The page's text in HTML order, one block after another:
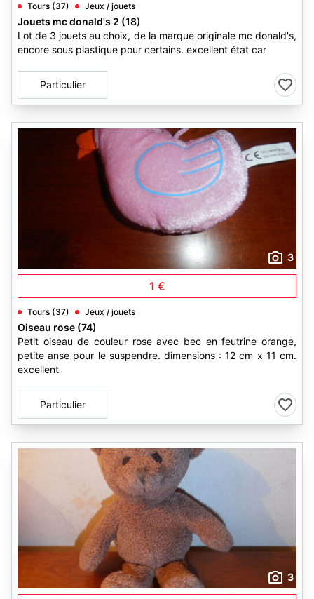
Tours (37) Jeux / jouets
Jouets mc donald's 2 (18)
Lot de 3 jouets au choix, de la marque originale mc donald's,
encore sous plastique pour certains. excellent état car
Particulier
3
1 €
Tours (37) Jeux / jouets
Oiseau rose (74)
Petit oiseau de couleur rose avec bec en feutrine orange,
petite anse pour le suspendre. dimensions : 12 cm x 11 cm.
excellent
Particulier
3